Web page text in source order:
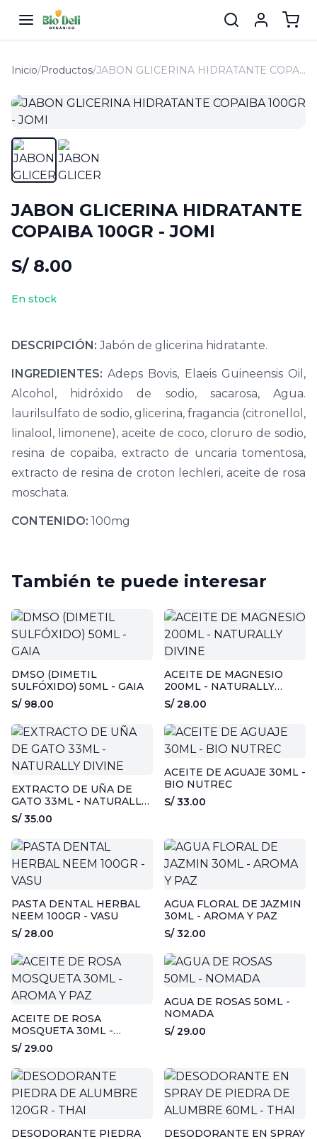
Inicio/Productos/ JABON GLICERINA HIDRATANTE COPAIBA 100GR - JOMI
JABON GLICERINA HIDRATANTE
COPAIBA 100GR - JOMI
S/ 8.00
En stock
DESCRIPCIÓN:Jabón de glicerina hidratante.
INGREDIENTES:Adeps Bovis, Elaeis Guineensis Oil,
Alcohol, hidróxido de sodio, sacarosa, Agua.
laurilsulfato de sodio, glicerina, fragancia (citronellol,
linalool, limonene), aceite de coco, cloruro de sodio,
resina de copaiba, extracto de uncaria tomentosa,
extracto de resina de croton lechleri, aceite de rosa
moschata.
CONTENIDO: 100mg
También te puede interesar
DMSO (DIMETIL
SULFÓXIDO) 50ML - GAIA
S/ 98.00
ACEITE DE MAGNESIO
200ML - NATURALLY
DIVINE
S/ 28.00
EXTRACTO DE UÑA DE
GATO 33ML - NATURALLY
DIVINE
S/ 35.00
ACEITE DE AGUAJE 30ML -
BIO NUTREC
S/ 33.00
PASTA DENTAL HERBAL
NEEM 100GR - VASU
S/ 28.00
AGUA FLORAL DE JAZMIN
30ML - AROMA Y PAZ
S/ 32.00
ACEITE DE ROSA
MOSQUETA 30ML -
AROMA Y PAZ
S/ 29.00
AGUA DE ROSAS 50ML -
NOMADA
S/ 29.00
DESODORANTE PIEDRA
DESODORANTE EN SPRAY